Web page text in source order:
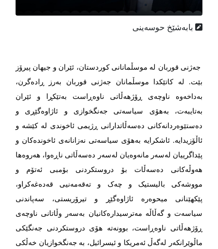
بابەشێخ حوسەینی
جەژنی قوربان لە موسڵمانانی کوردستان، ئێران و جیهان پیرۆز
بێت. لە کاتێکدا موسڵمانان جەژنی قوربان بەرز ڕادەگرن،
بەداخەوە ناوچەی ڕۆژهەڵاتی ناوەڕاست بەتێکڕا و ئێران
بەتایبەت، بەهۆی سیاسەتی جەنگخوازی و ئاژاوەگێڕی و
دەستێوەردانەکانی دەسەڵاتدارانی ڕژیمی ئاخوندی لە کێشە و
ئاڵۆزیدایە. ئاشکرایە بەهۆی سیاسەتی نەزانانەی ئاخوندەکان و
پێداگرییان لەسەر مانەوەیان لەسەر دەسەڵاتی ناڕەوا، هەروەها
هەوڵەکانی دەسەڵات بۆ دروستکردنی بۆمبی ئەتۆم و
مووشەکی بالیستیک و چەک و تەقەمەنیی قەدەغەکراو،
پێکهێنانی میحوەرە ئاژاوەگێڕ و تیرۆریستی، سەپاندنی
سیاسەت و گەڵاڵە مەترسیدارەکانیان بەسەر وڵاتانی ناوچەی
ڕۆژهەڵاتی ناوەڕاست، بوونەتە هۆی دروستکردنی جەنگێکی
ماڵوێرانکەر لەگەڵ ئەمریکا و ئیسرائیل، بە جەنگخوازیان خەڵکی